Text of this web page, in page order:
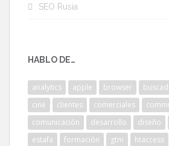
SEO Rusia
HABLO DE…
analytics apple browser
cine
clientes comerciales
comunicación
desarrollo diseño
estafa
formación gtm htaccess